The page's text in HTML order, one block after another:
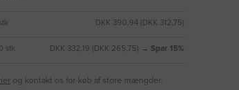
DKK 390,94 (DKK 312,75)
stk DKK 332,19 (DKK 265,75) → Spar 15%
og kontakt os for køb af store mængder.